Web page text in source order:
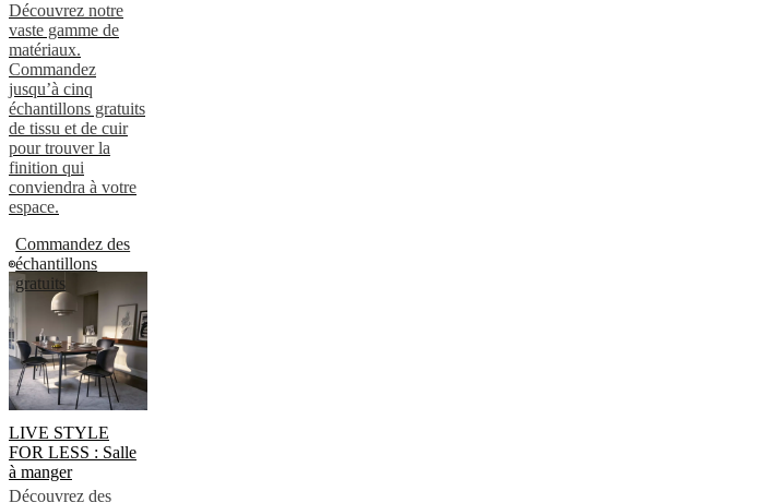
Découvrez notre
vaste gamme de
matériaux.
Commandez
jusqu’à cinq
échantillons gratuits
de tissu et de cuir
pour trouver la
finition qui
conviendra à votre
espace.
Commandez des
échantillons
gratuits
LIVE STYLE
FOR LESS : Salle
à manger
Découvrez des